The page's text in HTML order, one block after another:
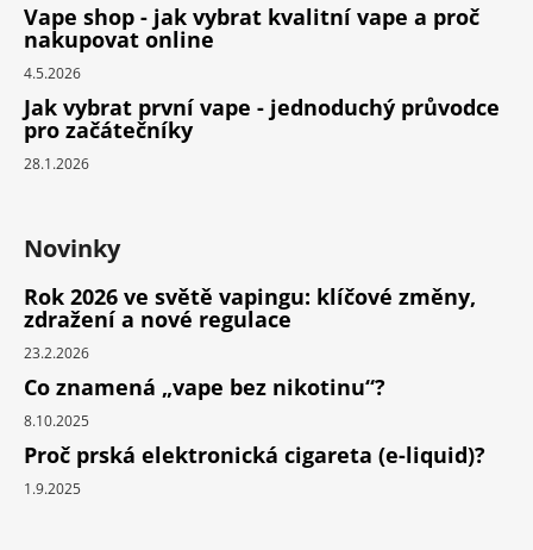
Vape shop - jak vybrat kvalitní vape a proč
nakupovat online
4.5.2026
Jak vybrat první vape - jednoduchý průvodce
pro začátečníky
28.1.2026
Novinky
Rok 2026 ve světě vapingu: klíčové změny,
zdražení a nové regulace
23.2.2026
Co znamená „vape bez nikotinu“?
8.10.2025
Proč prská elektronická cigareta (e-liquid)?
1.9.2025